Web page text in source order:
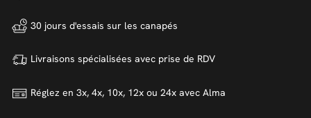
30 jours d'essais sur les canapés
Livraisons spécialisées avec prise de RDV
Réglez en 3x, 4x, 10x, 12x ou 24x avec Alma